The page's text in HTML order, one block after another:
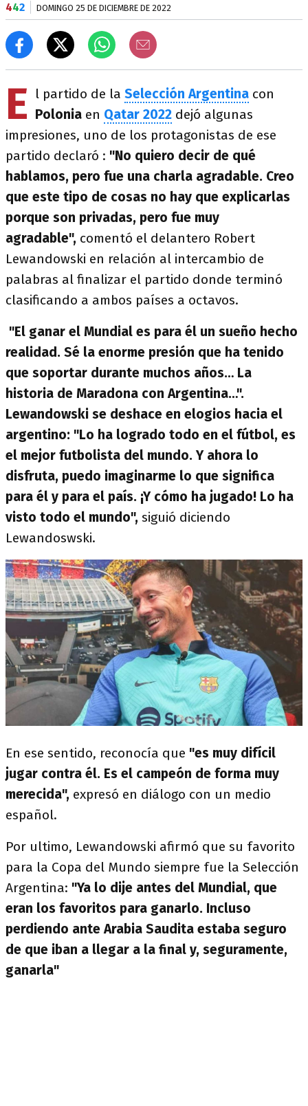
442 DOMINGO 25 DE DICIEMBRE DE 2022
E l partido de la Selección Argentina con
Polonia en Qatar 2022 dejó algunas
impresiones, uno de los protagonistas de ese
partido declaró : "No quiero decir de qué
hablamos, pero fue una charla agradable. Creo
que este tipo de cosas no hay que explicarlas
porque son privadas, pero fue muy
agradable", comentó el delantero Robert
Lewandowski en relación al intercambio de
palabras al finalizar el partido donde terminó
clasificando a ambos países a octavos.
"El ganar el Mundial es para él un sueño hecho
realidad. Sé la enorme presión que ha tenido
que soportar durante muchos años… La
historia de Maradona con Argentina…".
Lewandowski se deshace en elogios hacia el
argentino: "Lo ha logrado todo en el fútbol, es
el mejor futbolista del mundo. Y ahora lo
disfruta, puedo imaginarme lo que significa
para él y para el país. ¡Y cómo ha jugado! Lo ha
visto todo el mundo", siguió diciendo
Lewandoswski.
En ese sentido, reconocía que "es muy difícil
jugar contra él. Es el campeón de forma muy
merecida", expresó en diálogo con un medio
español.
Por ultimo, Lewandowski afirmó que su favorito
para la Copa del Mundo siempre fue la Selección
Argentina: "Ya lo dije antes del Mundial, que
eran los favoritos para ganarlo. Incluso
perdiendo ante Arabia Saudita estaba seguro
de que iban a llegar a la final y, seguramente,
ganarla"